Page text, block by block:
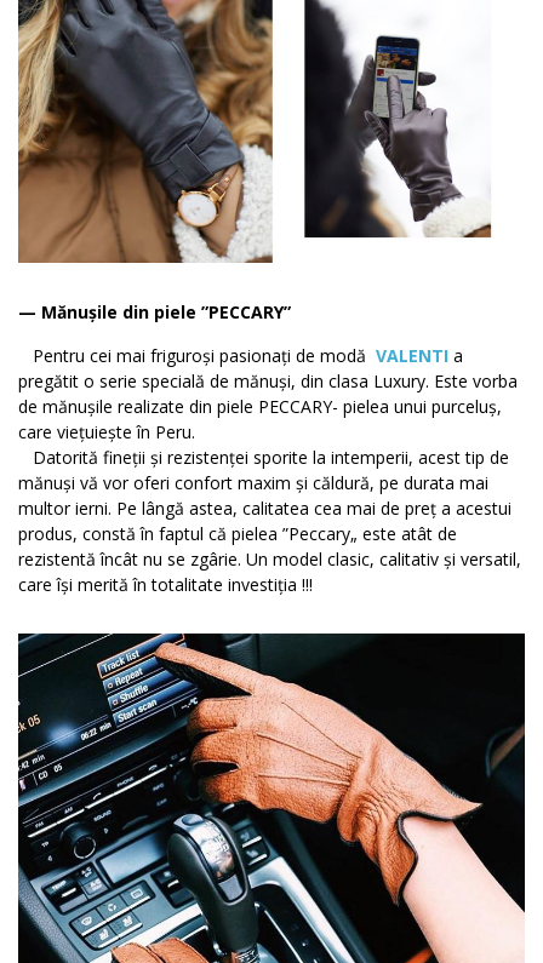
— Mănușile din piele ”PECCARY”
Pentru cei mai friguroși pasionați de modă VALENTI a
pregătit o serie specială de mănuși, din clasa Luxury. Este vorba
de mănușile realizate din piele PECCARY- pielea unui purceluș,
care viețuiește în Peru.
Datorită fineții și rezistenței sporite la intemperii, acest tip de
mănuși vă vor oferi confort maxim și căldură, pe durata mai
multor ierni. Pe lângă astea, calitatea cea mai de preț a acestui
produs, constă în faptul că pielea ”Peccary„ este atât de
rezistentă încât nu se zgârie. Un model clasic, calitativ și versatil,
care își merită în totalitate investiția !!!